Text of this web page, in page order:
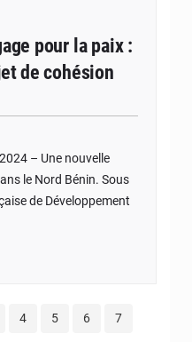
pour la paix :
de cohésion
– Une nouvelle
le Nord Bénin. Sous
de Développement
4 5 6 7